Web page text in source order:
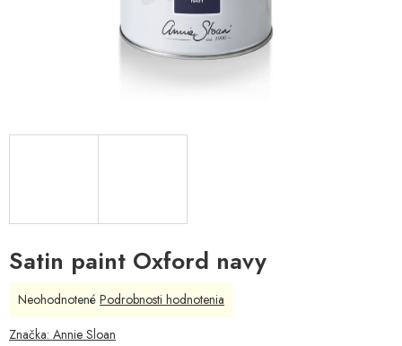
Satin paint Oxford navy
Priemerné
produktu
Neohodnotené Podrobnosti hodnotenia
Značka: Annie Sloan